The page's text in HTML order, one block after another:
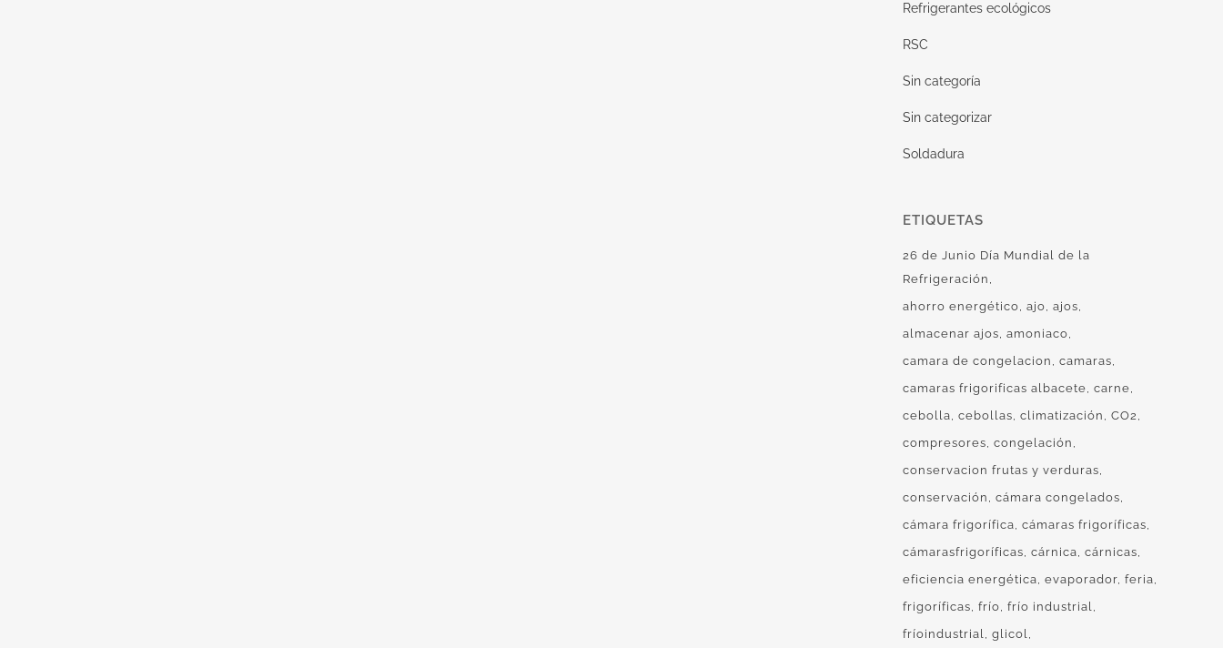
Refrigerantes ecológicos
RSC
Sin categoría
Sin categorizar
Soldadura
ETIQUETAS
26 de Junio Día Mundial de la
Refrigeración
ahorro energético ajo ajos
almacenar ajos amoniaco
camara de congelacion
camaras
camaras frigorificas albacete carne
cebolla cebollas climatización
CO2
compresores congelación
conservacion frutas y verduras
conservación
cámara congelados
cámara frigorífica cámaras frigoríficas
cámarasfrigoríficas cárnica cárnicas
eficiencia energética evaporador feria
frigoríficas frío frío industrial
fríoindustrial glicol